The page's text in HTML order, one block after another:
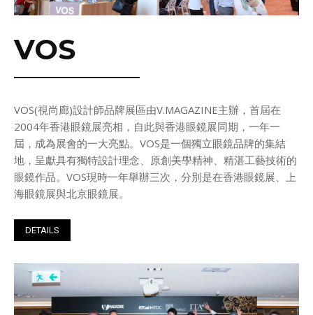
VOS
VOS(視尚廊)設計師品牌展區由V.MAGAZINE主辦，首屆在
2004年香港眼鏡展亮相，自此與香港眼鏡展同期，一年一
屆，成為展會的一大亮點。VOS是一個獨立眼鏡品牌的集結
地，呈獻具有獨特設計理念、原創美學精神、精湛工藝技術的
眼鏡作品。VOS現時一年舉辦三次，分別是在香港眼鏡展、上
海眼鏡展與北京眼鏡展。
DETAILS